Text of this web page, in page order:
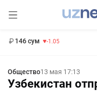
146 сум -1.05
Общество13 мая 17:13
Узбекистан